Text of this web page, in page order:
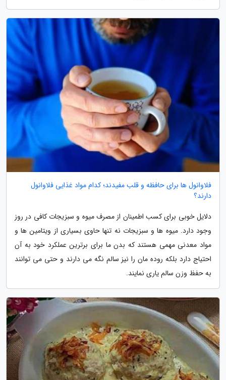
فلاوانول ها برای حافظه و قلب مفیدند؛ کدام مواد غذایی فلاوانول
دارند؟
دلایل خوبی برای کسب اطمینان از مصرف میوه و سبزیجات کافی در روز
وجود دارد. میوه ها و سبزیجات نه تنها حاوی بسیاری از ویتامین ها و
مواد معدنی مهمی هستند که بدن ما برای برترین عملکرد خود به آن
احتیاج دارد بلکه روده مان را نیز سالم نگه می دارند و حتی می توانند
به حفظ وزن سالم یاری نمایند.